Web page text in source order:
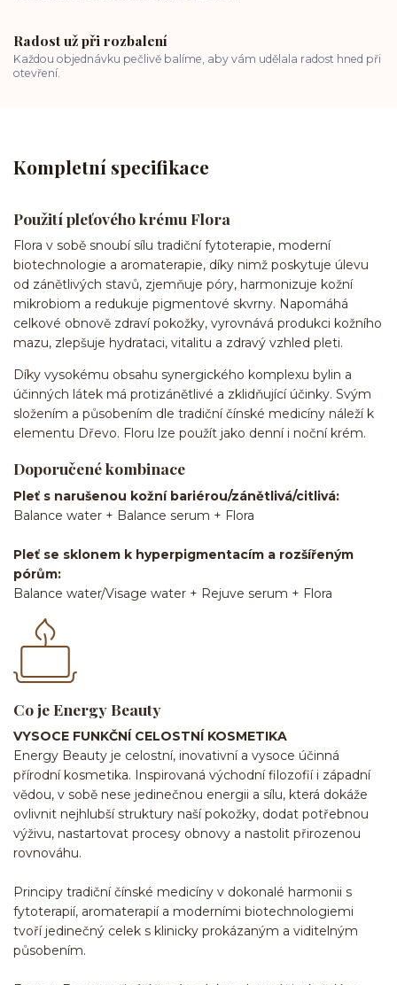
Radost už při rozbalení
Každou objednávku pečlivě balíme, aby vám udělala radost hned při
otevření.
Kompletní specifikace
Použití pleťového krému Flora
Flora v sobě snoubí sílu tradiční fytoterapie, moderní
biotechnologie a aromaterapie, díky nimž poskytuje úlevu
od zánětlivých stavů, zjemňuje póry, harmonizuje kožní
mikrobiom a redukuje pigmentové skvrny. Napomáhá
celkové obnově zdraví pokožky, vyrovnává produkci kožního
mazu, zlepšuje hydrataci, vitalitu a zdravý vzhled pleti.
Díky vysokému obsahu synergického komplexu bylin a
účinných látek má protizánětlivé a zklidňující účinky. Svým
složením a působením dle tradiční čínské medicíny náleží k
elementu Dřevo. Floru lze použít jako denní i noční krém.
Doporučené kombinace
Pleť s narušenou kožní bariérou/zánětlivá/citlivá:
Balance water + Balance serum + Flora
Pleť se sklonem k hyperpigmentacím a rozšířeným
pórům:
Balance water/Visage water + Rejuve serum + Flora
Co je Energy Beauty
VYSOCE FUNKČNÍ CELOSTNÍ KOSMETIKA
Energy Beauty je celostní, inovativní a vysoce účinná
přírodní kosmetika. Inspirovaná východní filozofií i západní
vědou, v sobě nese jedinečnou energii a sílu, která dokáže
ovlivnit nejhlubší struktury naší pokožky, dodat potřebnou
výživu, nastartovat procesy obnovy a nastolit přirozenou
rovnováhu.
Principy tradiční čínské medicíny v dokonalé harmonii s
fytoterapií, aromaterapií a moderními biotechnologiemi
tvoří jedinečný celek s klinicky prokázaným a viditelným
působením.